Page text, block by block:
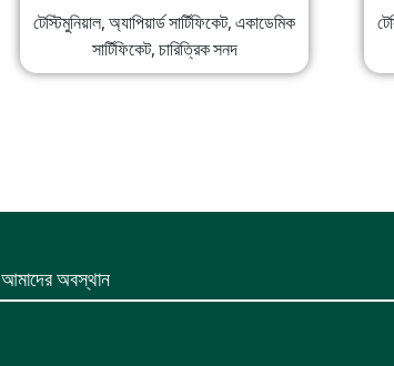
টেস্টিমুনিয়াল, অ্যাপিয়ার্ড সার্টিফিকেট, একাডেমিক
সার্টিফিকেট, চারিত্রিক সনদ
আমাদের অবস্থান